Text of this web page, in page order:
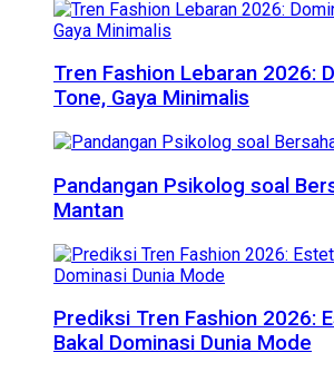
Tren Fashion Lebaran 2026:
Tone, Gaya Minimalis
Pandangan Psikolog soal
Mantan
Prediksi Tren Fashion 2026:
Bakal Dominasi Dunia Mode